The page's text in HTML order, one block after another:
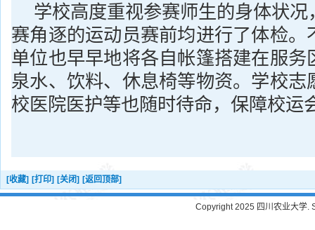
学校高度重视参赛师生的身体状
赛角逐的运动员赛前均进行了体检。
单位也早早地将各自帐篷搭建在服务
泉水、饮料、休息椅等物资。学校志
校医院医护等也随时待命，保障校运
[收藏] [打印] [关闭] [返回顶部]
Copyright 2025 四川农业大学.